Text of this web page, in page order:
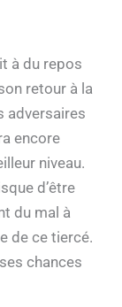
à du repos
retour à la
adversaires
encore
niveau.
d’être
du mal à
de ce tiercé.
chances